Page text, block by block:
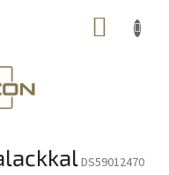
KOSÁR
DS59012470